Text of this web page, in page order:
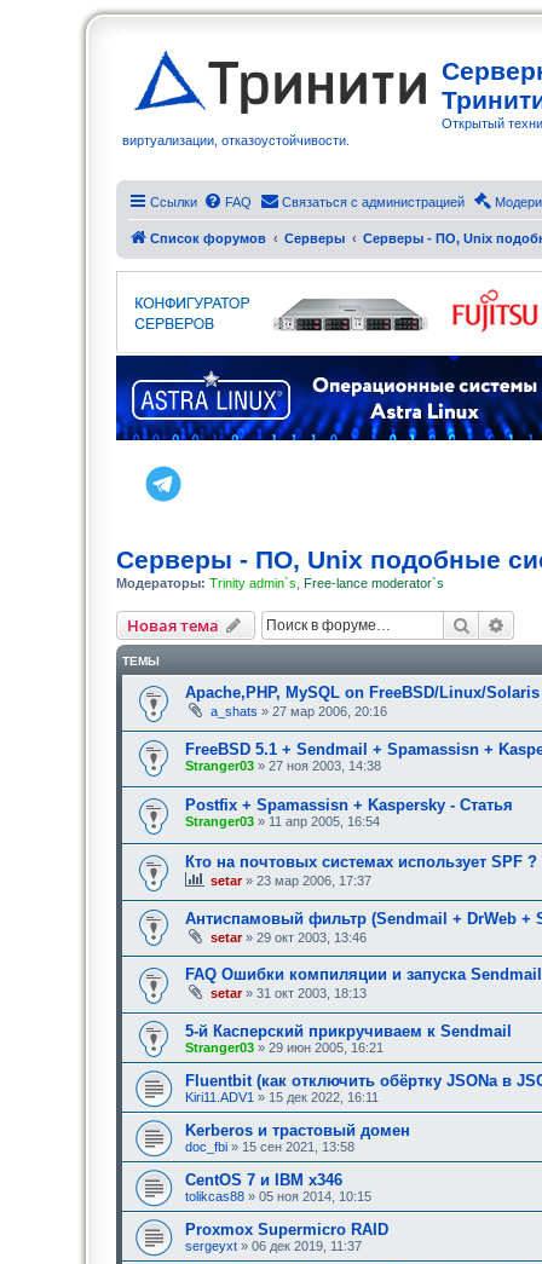
Открытый
виртуализации, отказоустойчивости.
Ссылки FAQ Связаться с администрацией
Список форумов Серверы Серверы - ПО, Unix
Серверы - ПО, Unix подобные
Модераторы: Trinity admin`s Free-lance moderator`s
Новая тема Поиск
ТЕМЫ
Apache,PHP, MySQL on FreeBSD/Linux/
a_shats » 27 мар 2006, 20:16
FreeBSD 5.1 + Sendmail + Spamassisn +
Stranger03 » 27 ноя 2003, 14:38
Postfix + Spamassisn + Kaspersky - Статья
Stranger03 » 11 апр 2005, 16:54
Кто на почтовых системах использует SPF ?
setar» 23 мар 2006, 17:37
Антиспамовый фильтр (Sendmail + DrWeb +
setar» 29 окт 2003, 13:46
FAQ Ошибки компиляции и запуска
setar» 31 окт 2003, 18:13
5-й Касперский прикручиваем к Sendmail
Stranger03 » 29 июн 2005, 16:21
Fluentbit (как отключить обёртку JSONа в
Kiri11.ADV1 » 15 дек 2022, 16:11
Kerberos и трастовый домен
doc_fbi » 15 сен 2021, 13:58
CentOS 7 и IBM x346
tolikcas88 » 05 ноя 2014, 10:15
Proxmox Supermicro RAID
sergeyxt » 06 дек 2019, 11:37